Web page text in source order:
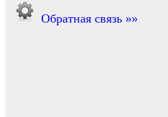
Обратная связь »»